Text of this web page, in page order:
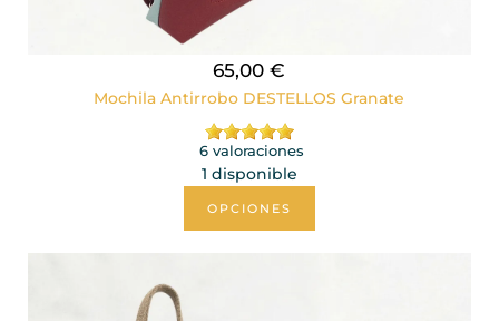
65,00 €
Mochila Antirrobo DESTELLOS Granate
6 valoraciones
1 disponible
OPCIONES